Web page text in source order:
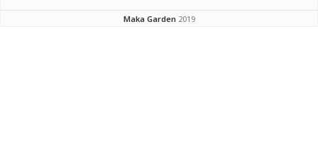
Maka Garden 2019